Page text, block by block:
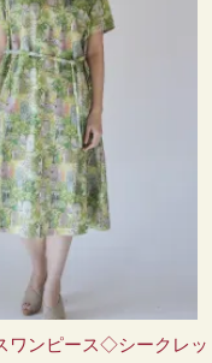
ワンピース◇シークレッ